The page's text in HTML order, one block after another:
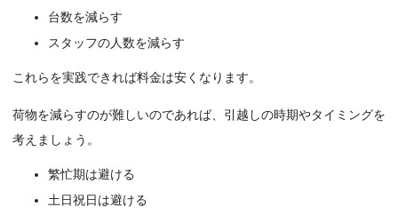
台数を減らす
スタッフの人数を減らす
これらを実践できれば料金は安くなります。
荷物を減らすのが難しいのであれば、引越しの時期やタイミングを
考えましょう。
繁忙期は避ける
土日祝日は避ける